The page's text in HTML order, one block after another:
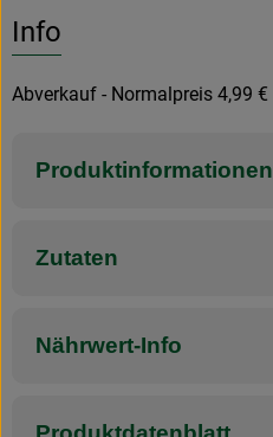
Info
Abverkauf - Normalpreis 4,99 €
Produktinformationen
Zutaten
Nährwert-Info